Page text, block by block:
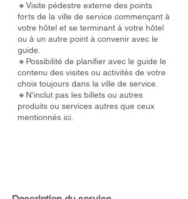
🔸Visite pédestre externe des points
forts de la ville de service commençant à
votre hôtel et se terminant à votre hôtel
ou à un autre point à convenir avec le
guide.
🔸Possibilité de planifier avec le guide le
contenu des visites ou activités de votre
choix toujours dans la ville de service.
🔸N'inclut pas les billets ou autres
produits ou services autres que ceux
mentionnés ici.